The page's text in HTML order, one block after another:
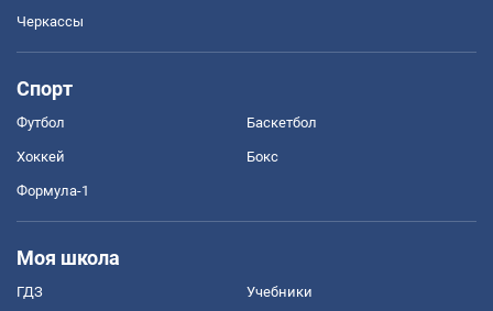
Черкассы
Спорт
Футбол Баскетбол
Хоккей Бокс
Формула-1
Моя школа
ГДЗ Учебники